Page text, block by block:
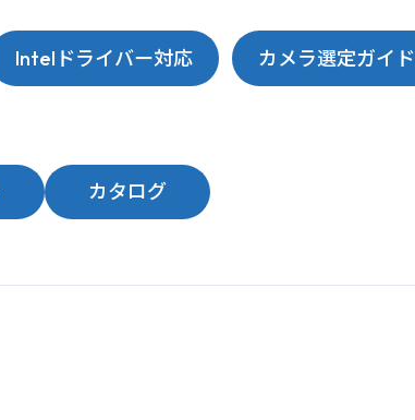
Intelドライバー対応 カメラ選定ガイド
カタログ